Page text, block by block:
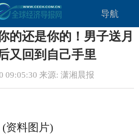
导航
的还是你的！男子送月
又回到自己手里
09:05:30 来源: 潇湘晨报
(资料图片)